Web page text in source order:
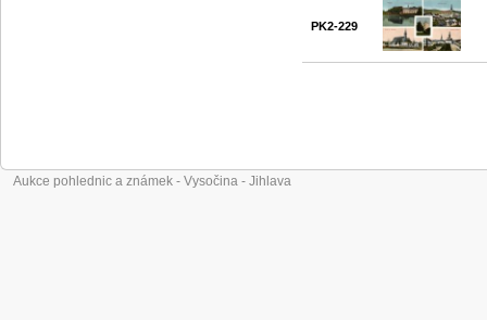
PK2-229
Aukce pohlednic a známek - Vysočina - Jihlava